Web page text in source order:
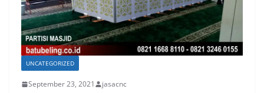
UNCATEGORIZED
September 23, 2021 jasacnc